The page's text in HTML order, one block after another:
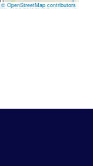
© OpenStreetMap contributors